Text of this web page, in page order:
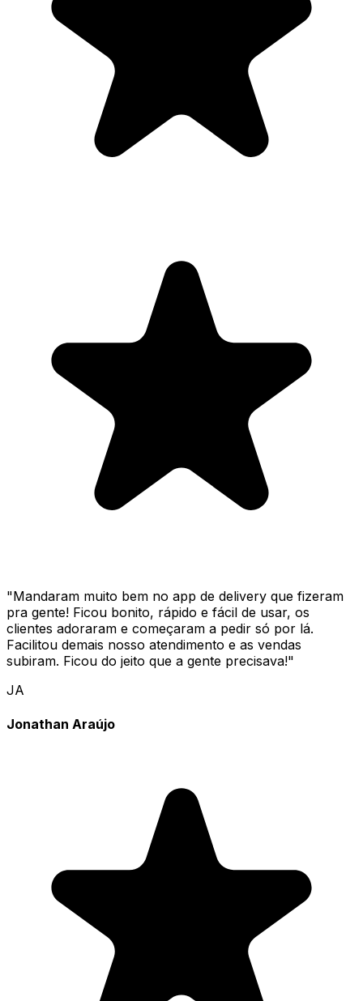
"Mandaram muito bem no app de delivery que fizeram
pra gente! Ficou bonito, rápido e fácil de usar, os
clientes adoraram e começaram a pedir só por lá.
Facilitou demais nosso atendimento e as vendas
subiram. Ficou do jeito que a gente precisava!"
JA
Jonathan Araújo